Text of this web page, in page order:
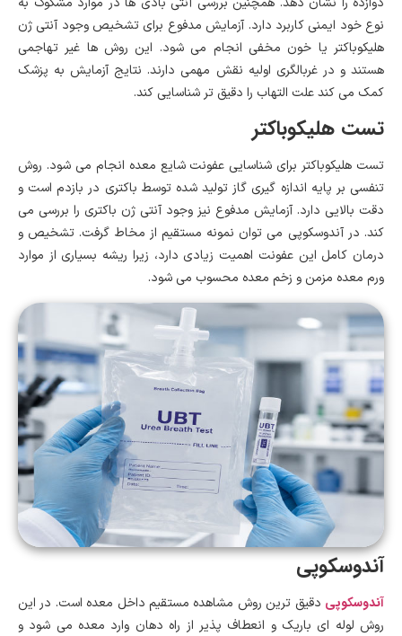
نوع خود ایمنی کاربرد دارد. آزمایش مدفوع برای تشخیص وجود آنتی ژن
هلیکوباکتر یا خون مخفی انجام می شود. این روش ها غیر تهاجمی
هستند و در غربالگری اولیه نقش مهمی دارند. نتایج آزمایش به پزشک
کمک می کند علت التهاب را دقیق تر شناسایی کند.
تست هلیکوباکتر
تست هلیکوباکتر برای شناسایی عفونت شایع معده انجام می شود. روش
تنفسی بر پایه اندازه گیری گاز تولید شده توسط باکتری در بازدم است و
دقت بالایی دارد. آزمایش مدفوع نیز وجود آنتی ژن باکتری را بررسی می
کند. در آندوسکوپی می توان نمونه مستقیم از مخاط گرفت. تشخیص و
درمان کامل این عفونت اهمیت زیادی دارد، زیرا ریشه بسیاری از موارد
ورم معده مزمن و زخم معده محسوب می شود.
آندوسکوپی
آندوسکوپی دقیق ترین روش مشاهده مستقیم داخل معده است. در این
روش لوله ای باریک و انعطاف پذیر از راه دهان وارد معده می شود و